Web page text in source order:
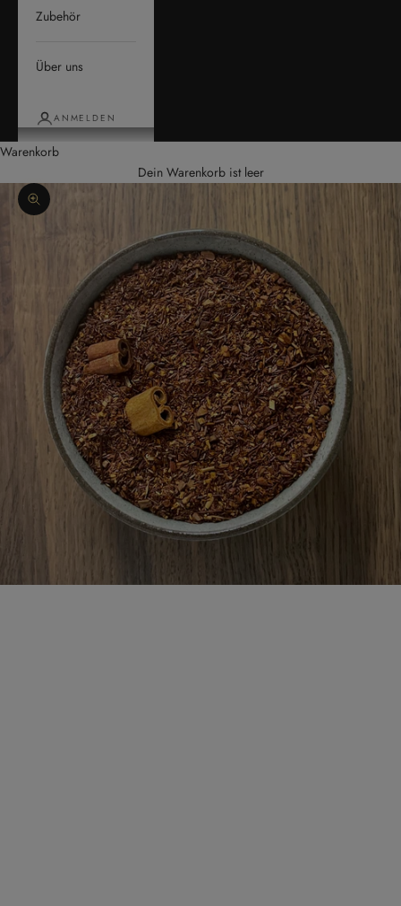
Zubehör
Über uns
ANMELDEN
Warenkorb
Dein Warenkorb ist leer
Bild vergrößern